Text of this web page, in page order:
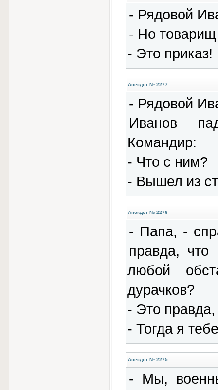
- Рядовой
- Но товарищ
- Это приказ!
Анекдот № 2277
- Рядовой
Иванов
Командиp:
- Что с ним?
- Вышел из
Анекдот № 2276
- Папа, -
правда, что
любой
дурачков?
- Это правда,
- Тогда я
Анекдот № 2275
- Мы,